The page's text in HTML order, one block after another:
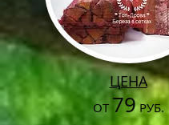
ЦЕНА
ОТ 79РУБ.